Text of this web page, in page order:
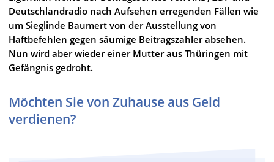
Deutschlandradio nach Aufsehen erregenden Fällen wie
um Sieglinde Baumert von der Ausstellung von
Haftbefehlen gegen säumige Beitragszahler absehen.
Nun wird aber wieder einer Mutter aus Thüringen mit
Gefängnis gedroht.
Möchten Sie von Zuhause aus Geld
verdienen?